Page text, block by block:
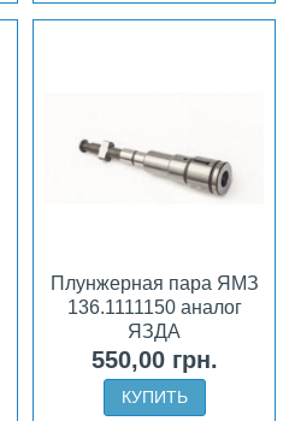
Плунжерная пара ЯМЗ
136.1111150 аналог
ЯЗДА
550,00 грн.
КУПИТЬ